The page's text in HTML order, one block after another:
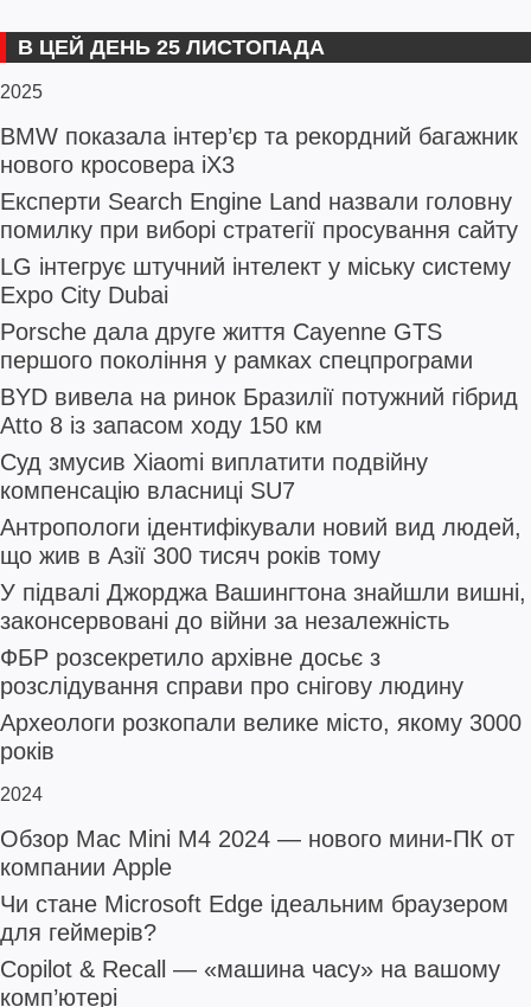
В ЦЕЙ ДЕНЬ 25 ЛИСТОПАДА
2025
BMW показала інтер’єр та рекордний багажник
нового кросовера iX3
Експерти Search Engine Land назвали головну
помилку при виборі стратегії просування сайту
LG інтегрує штучний інтелект у міську систему
Expo City Dubai
Porsche дала друге життя Cayenne GTS
першого покоління у рамках спецпрограми
BYD вивела на ринок Бразилії потужний гібрид
Atto 8 із запасом ходу 150 км
Суд змусив Xiaomi виплатити подвійну
компенсацію власниці SU7
Антропологи ідентифікували новий вид людей,
що жив в Азії 300 тисяч років тому
У підвалі Джорджа Вашингтона знайшли вишні,
законсервовані до війни за незалежність
ФБР розсекретило архівне досьє з
розслідування справи про снігову людину
Археологи розкопали велике місто, якому 3000
років
2024
Обзор Mac Mini M4 2024 — нового мини-ПК от
компании Apple
Чи стане Microsoft Edge ідеальним браузером
для геймерів?
Copilot & Recall — «машина часу» на вашому
комп’ютері